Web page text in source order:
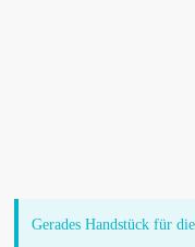
Gerades Handstück für